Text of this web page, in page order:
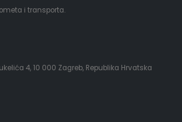
i transporta.
4, 10 000 Zagreb, Republika Hrvatska